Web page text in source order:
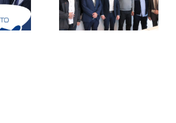
Geschäftsreise
nach Italien 🇮🇹